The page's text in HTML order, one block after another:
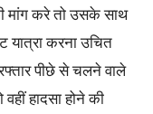
मांग करे तो उसके साथ
यात्रा करना उचित
पीछे से चलने वाले
हादसा होने की